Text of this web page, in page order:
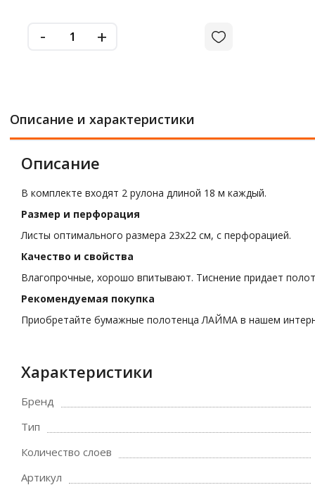
- +
Описание и характеристики
Описание
В комплекте входят 2 рулона длиной 18 м каждый.
Размер и перфорация
Листы оптимального размера 23х22 см, с перфорацией.
Качество и свойства
Влагопрочные, хорошо впитывают. Тиснение придает
Рекомендуемая покупка
Приобретайте бумажные полотенца ЛАЙМА в нашем
Характеристики
Бренд
Тип
Количество слоев
Артикул